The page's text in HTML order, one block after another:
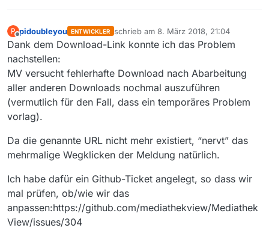
ectHttpDownload.java:239)
P
Offline
pidoubleyou ENTWICKLER schrieb am 8. März 2018, 21:04
zuletzt editiert von
Dank dem Download-Link konnte ich das Problem
nachstellen:
MV versucht fehlerhafte Download nach Abarbeitung
aller anderen Downloads nochmal auszuführen
(vermutlich für den Fall, dass ein temporäres Problem
vorlag).
Da die genannte URL nicht mehr existiert, “nervt” das
mehrmalige Wegklicken der Meldung natürlich.
Ich habe dafür ein Github-Ticket angelegt, so dass wir
mal prüfen, ob/wie wir das
anpassen:https://github.com/mediathekview/Mediathek
View/issues/304